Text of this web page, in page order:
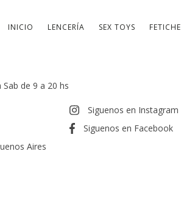
INICIO LENCERÍA SEX TOYS FETICHE
de 9 a 20 hs
Aires
Siguenos en Instagram
Siguenos en Facebook